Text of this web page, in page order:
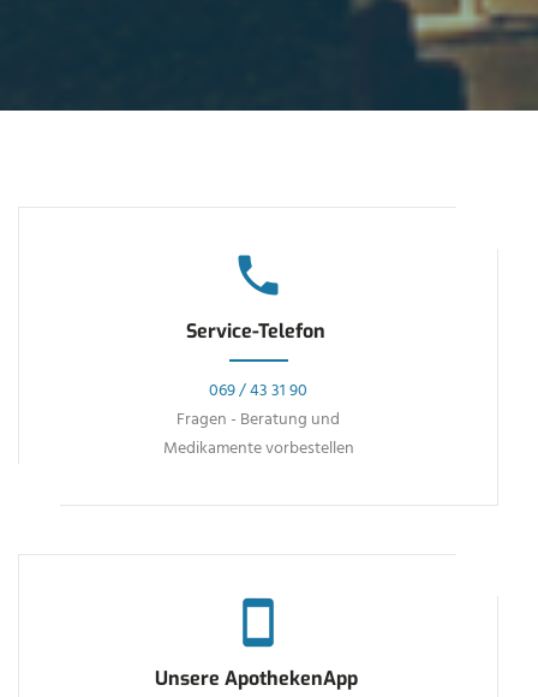
Service-Telefon
069 / 43 31 90
Fragen - Beratung und
Medikamente vorbestellen
Unsere ApothekenApp